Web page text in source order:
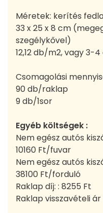
Méretek: kerítés
33 x 25 x 8 cm
szegélykővel)
12,12 db/m2, vagy 3-
Csomagolási
90 db/raklap
9 db/1sor
Egyéb költségek :
Nem egész autós
10160 Ft/fuvar
Nem egész autós
38100 Ft/forduló
Raklap díj: : 8255 Ft
Raklap visszavételi